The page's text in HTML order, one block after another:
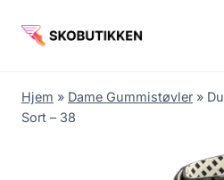
Hjem » Dame Gummistøvler »
Sort – 38